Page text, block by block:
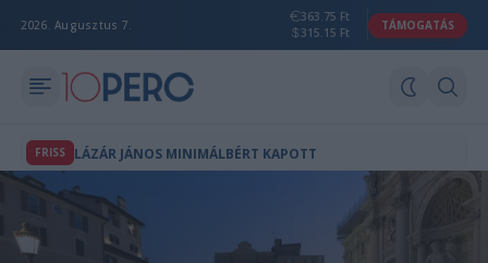
2026. Augusztus 7.
363.75 Ft
315.15 Ft
TÁMOGATÁS
FRISS LÁZÁR JÁNOS MINIMÁLBÉRT KAPOTT